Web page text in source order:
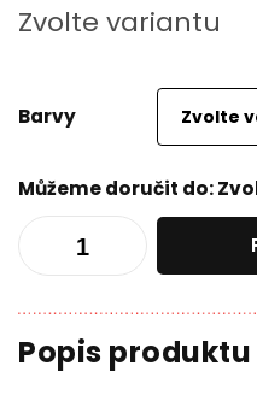
Měrná
cena:
Zvolte variantu
Barvy
Můžeme doručit do: